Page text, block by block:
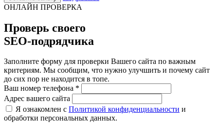
ОНЛАЙН ПРОВЕРКА
Проверь своего
SEO-подрядчика
Заполните форму для проверки Вашего сайта по важным
критериям. Мы сообщим, что нужно улучшить и почему сайт
до сих пор не находится в топе.
Ваш номер телефона *
Адрес вашего сайта
Я ознакомлен с Политикой конфиденциальности и
обработки персональных данных.